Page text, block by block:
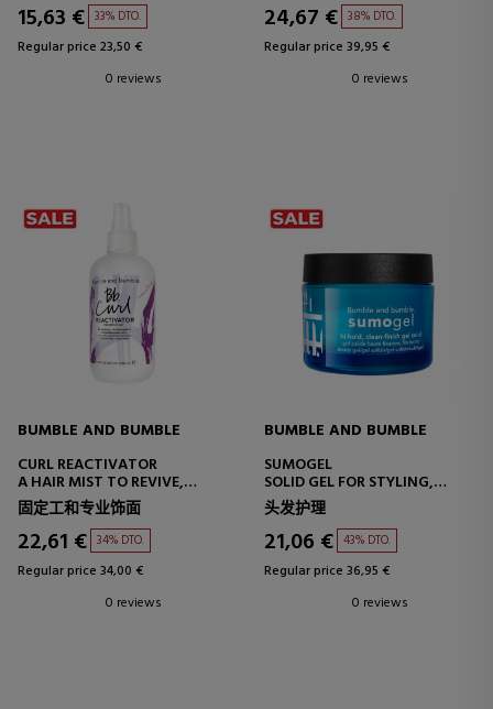
15,63 € 33% DTO.
Regular price 23,50 €
0 reviews
24,67 € 38% DTO.
Regular price 39,95 €
0 reviews
BUMBLE AND BUMBLE
CURL REACTIVATOR
A HAIR MIST TO REVIVE,
REACTIVATE AND REHYDRATE
CURLY HAIR.
固定工和专业饰面
22,61 € 34% DTO.
Regular price 34,00 €
0 reviews
BUMBLE AND BUMBLE
SUMOGEL
SOLID GEL FOR STYLING,
TRANSPARENT AND WITH
HIGH HOLD
头发护理
21,06 € 43% DTO.
Regular price 36,95 €
0 reviews